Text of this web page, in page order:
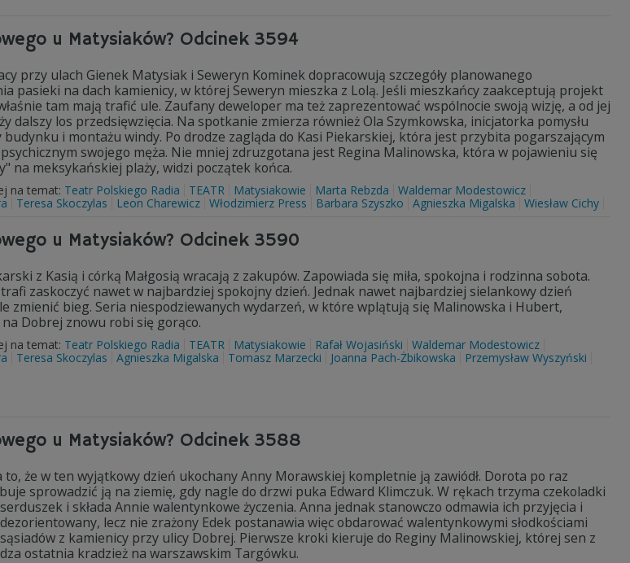
u Matysiaków? Odcinek 3594
przy ulach Gienek Matysiak i Seweryn Kominek dopracowują szczegóły planowanego
pasieki na dach kamienicy, w której Seweryn mieszka z Lolą. Jeśli mieszkańcy zaakceptują projekt
tam mają trafić ule. Zaufany deweloper ma też zaprezentować wspólnocie swoją wizję, a od jej
dalszy los przedsięwzięcia. Na spotkanie zmierza również Ola Szymkowska, inicjatorka pomysłu
budynku i montażu windy. Po drodze zagląda do Kasi Piekarskiej, która jest przybita pogarszającym
swojego męża. Nie mniej zdruzgotana jest Regina Malinowska, która w pojawieniu się
na meksykańskiej plaży, widzi początek końca.
na temat: Teatr Polskiego Radia TEATR Matysiakowie Marta Rebzda
Waldemar Modestowicz
Teresa Skoczylas Leon Charewicz Włodzimierz Press Barbara Szyszko Agnieszka Migalska Wiesław Cichy
u Matysiaków? Odcinek 3590
z Kasią i córką Małgosią wracają z zakupów. Zapowiada się miła, spokojna i rodzinna sobota.
zaskoczyć nawet w najbardziej spokojny dzień. Jednak nawet najbardziej sielankowy dzień
zmienić bieg. Seria niespodziewanych wydarzeń, w które wplątują się Malinowska i Hubert,
Dobrej znowu robi się gorąco.
na temat: Teatr Polskiego Radia TEATR Matysiakowie Rafał Wojasiński
Waldemar Modestowicz
Teresa Skoczylas Agnieszka Migalska Tomasz Marzecki Joanna Pach-Żbikowska Przemysław Wyszyński
u Matysiaków? Odcinek 3588
to, że w ten wyjątkowy dzień ukochany Anny Morawskiej kompletnie ją zawiódł. Dorota po raz
sprowadzić ją na ziemię, gdy nagle do drzwi puka Edward Klimczuk. W rękach trzyma czekoladki
i składa Annie walentynkowe życzenia. Anna jednak stanowczo odmawia ich przyjęcia i
lecz nie zrażony Edek postanawia więc obdarować walentynkowymi słodkościami
z kamienicy przy ulicy Dobrej. Pierwsze kroki kieruje do Reginy Malinowskiej, której sen z
ostatnia kradzież na warszawskim Targówku.